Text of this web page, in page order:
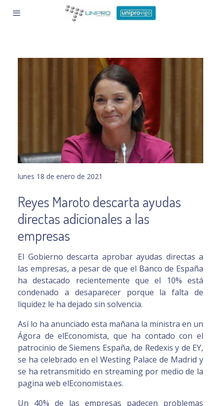
lunes 18 de enero de 2021
Reyes Maroto descarta ayudas
directas adicionales a las
empresas
El Gobierno descarta aprobar ayudas directas a
las empresas, a pesar de que el Banco de España
ha destacado recientemente que el 10% está
condenado a desaparecer porque la falta de
liquidez le ha dejado sin solvencia.
Así lo ha anunciado esta mañana la ministra en un
Ágora de elEconomista, que ha contado con el
patrocinio de Siemens España, de Redexis y de EY,
se ha celebrado en el Westing Palace de Madrid y
se ha retransmitido en streaming por medio de la
pagina web elEconomista.es.
Un 40% de las empresas padecen problemas